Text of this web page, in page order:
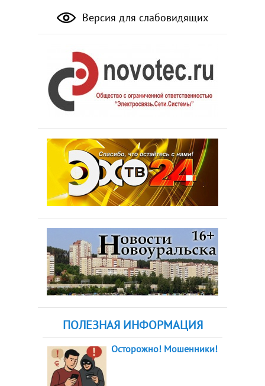
Версия для слабовидящих
ПОЛЕЗНАЯ ИНФОРМАЦИЯ
Осторожно! Мошенники!